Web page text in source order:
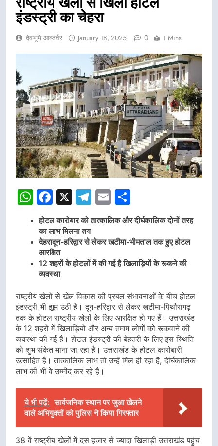
इंडस्ट्री का चेहरा
देवभूमि आब्जर्वर January 18, 2025 0 1 Mins
WhatsApp
Facebook
X Telegram
Email
होटल कारोबार को तात्कालिक और दीर्घकालिक दोनों तरह
का लाभ मिलना तय
देहरादून-हरिद्वार से लेकर खटीमा-भीमताल तक हुए होटल
आरक्षित
12 शहरों के होटलों में की गई है खिलाड़ियों के रूकने की
व्यवस्था
राष्ट्रीय खेलों से खेल विकास की प्रबल संभावनाओं के बीच होटल
इंडस्ट्री भी झूम उठी है। दून-हरिद्वार से लेकर खटीमा-पिथौरागढ़
तक के होटल राष्ट्रीय खेलों के लिए आरक्षित हो गए हैं। उत्तराखंड
के 12 शहरों में खिलाड़ियों और अन्य तमाम लोगों को रूकवाने की
व्यवस्था की गई है। होटल इंडस्ट्री की बेहतरी के लिए इस स्थिति
को शुभ संकेत माना जा रहा है। उत्तराखंड के होटल कारोबारी
उत्साहित हैं। तात्कालिक लाभ तो उन्हें मिल ही रहा है, दीर्घकालिक
लाभ की भी वे उम्मीद कर रहे हैं।
ये भी पढ़ें: सार्वजनिक स्थान पर जुआ खेलने
वाले अभियुक्तों को पुलिस ने किया गिरफ्तार
38 वें राष्ट्रीय खेलों में दस हजार से ज्यादा खिलाड़ी उत्तराखंड पहुंच